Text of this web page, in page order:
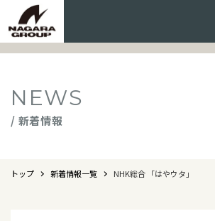
NEWS
/ 新着情報
トップ 新着情報一覧 NHK総合 「はやウタ」